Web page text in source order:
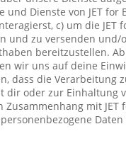
und Dienste von JET for
c) um die JET
und zu versenden und/
bereitzustellen.
wir uns auf deine
dass die Verarbeitung
dir oder zur Einhaltung
mit JET